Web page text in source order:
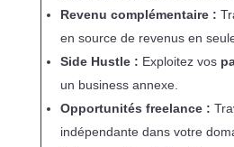
Revenu complémentaire :
en source de revenus en
Side Hustle : Exploitez vos
un business annexe.
Opportunités freelance :
indépendante dans votre